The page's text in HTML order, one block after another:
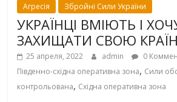
Агресія Збройні Сили України
УКРАЇНЦІ ВМІЮТЬ І
ЗАХИЩАТИ СВОЮ
25 апреля, 2022 admin 0
Південно-східна оперативна зона, Сили
контрольована, Східна оперативна зона